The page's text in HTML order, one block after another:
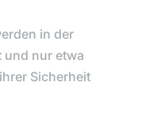
in der
und nur etwa
Sicherheit